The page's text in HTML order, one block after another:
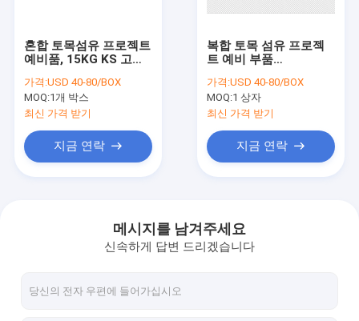
혼합 토목섬유 프로젝트
예비품, 15KG KS 고온
가격:USD 40-80/BOX
MOQ:1개 박스
최신 가격 받기
지금 연락
복합 토목 섬유 프로젝
트 예비 부품
멜트 접착제
가격:USD 40-80/BOX
MOQ:1 상자
최신 가격 받기
지금 연락
메시지를 남겨주세요
신속하게 답변 드리겠습니다